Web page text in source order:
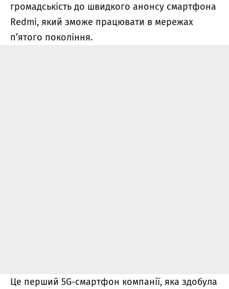
громадськість до швидкого анонсу смартфона
Redmi, який зможе працювати в мережах
п’ятого покоління.
Це перший 5G-смартфон компанії, яка здобула